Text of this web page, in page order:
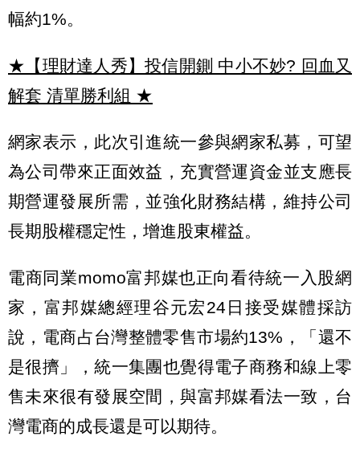
幅約1%。
★【理財達人秀】投信開鍘 中小不妙? 回血又
解套 清單勝利組 ★
網家表示，此次引進統一參與網家私募，可望
為公司帶來正面效益，充實營運資金並支應長
期營運發展所需，並強化財務結構，維持公司
長期股權穩定性，增進股東權益。
電商同業momo富邦媒也正向看待統一入股網
家，富邦媒總經理谷元宏24日接受媒體採訪
說，電商占台灣整體零售市場約13%，「還不
是很擠」，統一集團也覺得電子商務和線上零
售未來很有發展空間，與富邦媒看法一致，台
灣電商的成長還是可以期待。